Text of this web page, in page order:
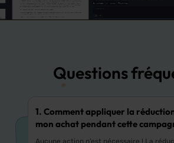
Questions
1. Comment appliquer la
mon achat pendant cette
Aucune action n’est nécessaire ! La